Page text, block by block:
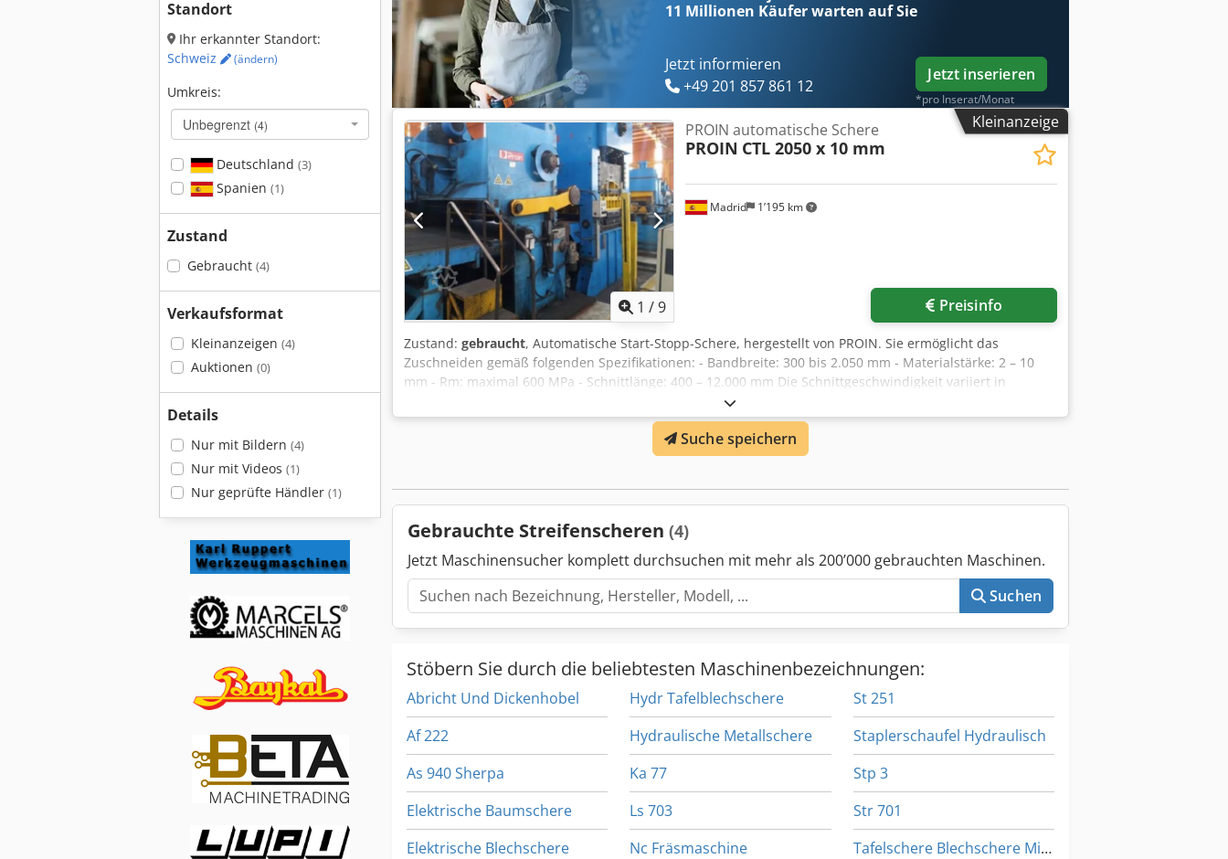
Standort
Ihr erkannter Standort:
Schweiz
(ändern)
Umkreis:
Unbegrenzt (4)
Deutschland (3)
Spanien (1)
Zustand
Gebraucht (4)
Verkaufsformat
Kleinanzeigen (4)
Auktionen (0)
Details
Nur mit Bildern (4)
Nur mit Videos (1)
Nur geprüfte Händler (1)
11 Millionen Käufer warten auf Sie
Jetzt informieren
+49 201 857 861 12
Jetzt inserieren
*pro Inserat/Monat
Kleinanzeige
1 /9
Madrid 1’195 km
PROIN automatische Schere
PROIN CTL 2050 x 10 mm
Preisinfo
Zustand: gebraucht, Automatische Start-Stopp-Schere, hergestellt von PROIN. Sie ermöglicht das
Zuschneiden gemäß folgenden Spezifikationen: - Bandbreite: 300 bis 2.050 mm - Materialstärke: 2 – 10
mm - Rm: maximal 600 MPa - Schnittlänge: 400 – 12.000 mm Die Schnittgeschwindigkeit variiert in
Abhängigkeit von der Bandstärke: - Stärke ≤ 5 mm: 36 m/min - Stärke ≥ 5 mm und ≤ 10 mm: 18 m/min
Materialbreite: 300 – 2.050 mm Materialdicke: 2–10 mm Crsdpfx Aiexdcyls Isf Länge: 400 – 12.000 mm Rm:
Suche speichern
Gebrauchte Streifenscheren (4)
Jetzt Maschinensucher komplett durchsuchen mit mehr als 200’000 gebrauchten Maschinen.
Suchen
Stöbern Sie durch die beliebtesten Maschinenbezeichnungen:
Abricht Und Dickenhobel
Af 222
As 940 Sherpa
Elektrische Baumschere
Elektrische Blechschere
Hydr Tafelblechschere
Hydraulische Metallschere
Ka 77
Ls 703
Nc Fräsmaschine
St 251
Staplerschaufel Hydraulisch
Stp 3
Str 701
Tafelschere Blechschere Mit Auswerfer